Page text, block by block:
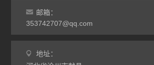
邮箱：
353742707@qq.com
地址：